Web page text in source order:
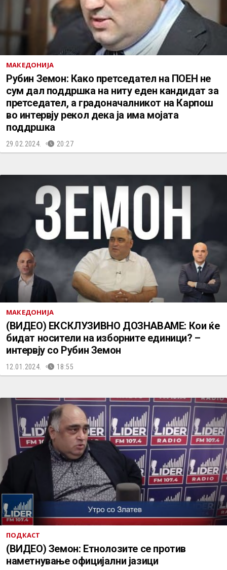
МАКЕДОНИЈА
Рубин Земон: Како претседател на ПОЕН не
сум дал поддршка на ниту еден кандидат за
претседател, а градоначалникот на Карпош
во интервју рекол дека ја има мојата
поддршка
29.02.2024. 20:27
МАКЕДОНИЈА
(ВИДЕО) ЕКСКЛУЗИВНО ДОЗНАВАМЕ: Кои ќе
бидат носители на изборните единици? –
интервју со Рубин Земон
12.01.2024. 18:55
ПОДКАСТ
(ВИДЕО) Земон: Етнолозите се против
наметнување официјални јазици